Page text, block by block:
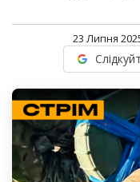
23 Липня